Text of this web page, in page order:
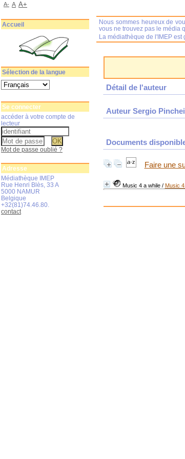
Détail de l'auteur
Auteur Sergio
Documents
Faire une
Music 4 a while/ Music
Nous sommes heureux de
vous ne trouvez pas le média
La médiathèque de l'IMEP est
A- A A+
Accueil
Sélection de la langue
Se connecter
accéder à votre compte de
lecteur
Mot de passe oublié ?
Adresse
Médiathèque IMEP
Rue Henri Blès, 33 A
5000 NAMUR
Belgique
+32(81)74.46.80.
contact